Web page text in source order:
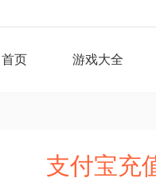
首页 游戏大全
支付宝充